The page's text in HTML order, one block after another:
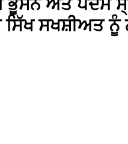
ਭੂਸਨ ਅਤੇ ਪਦਮ
ਸਿੱਖ ਸਖਸ਼ੀਅਤ ਨੂੰ